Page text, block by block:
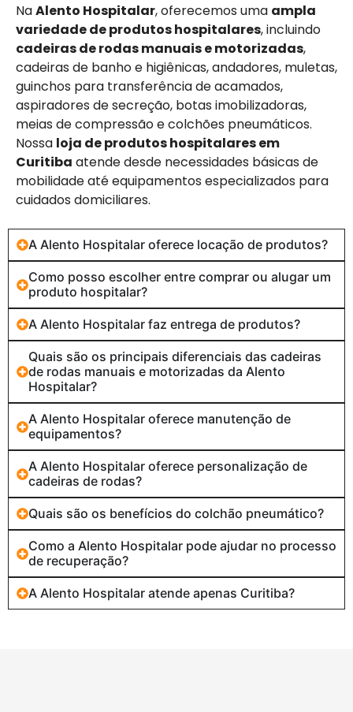
NaAlento Hospitalar, oferecemos uma ampla
variedade de produtos hospitalares, incluindo
cadeiras de rodas manuais e motorizadas,
cadeiras de banho e higiênicas, andadores, muletas,
guinchos para transferência de acamados,
aspiradores de secreção, botas imobilizadoras,
meias de compressão e colchões pneumáticos.
Nossa loja de produtos hospitalares em
Curitiba atende desde necessidades básicas de
mobilidade até equipamentos especializados para
cuidados domiciliares.
A Alento Hospitalar oferece locação de produtos?
Como posso escolher entre comprar ou alugar um
produto hospitalar?
A Alento Hospitalar faz entrega de produtos?
Quais são os principais diferenciais das cadeiras
de rodas manuais e motorizadas da Alento
Hospitalar?
A Alento Hospitalar oferece manutenção de
equipamentos?
A Alento Hospitalar oferece personalização de
cadeiras de rodas?
Quais são os benefícios do colchão pneumático?
Como a Alento Hospitalar pode ajudar no processo
de recuperação?
A Alento Hospitalar atende apenas Curitiba?